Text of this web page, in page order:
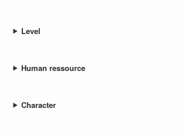
Level
Human ressource
Character